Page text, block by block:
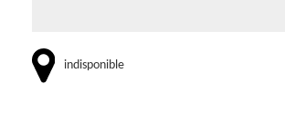
indisponible